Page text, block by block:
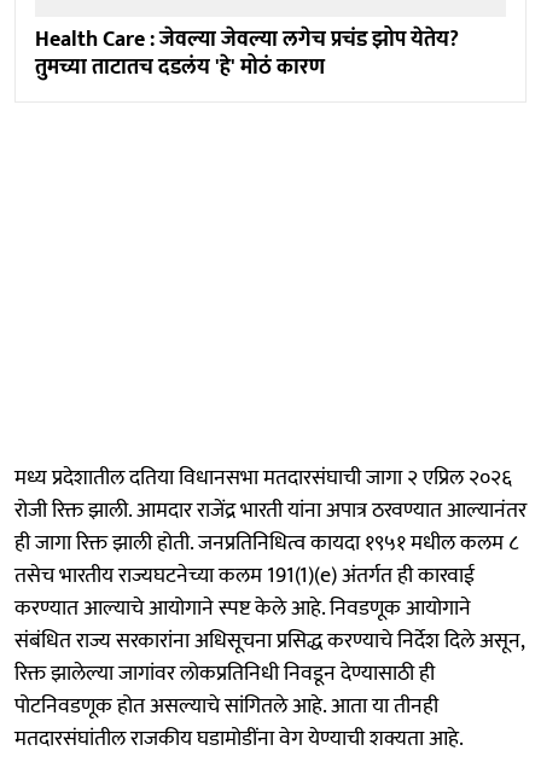
Health Care : जेवल्या जेवल्या लगेच प्रचंड झोप येतेय?
तुमच्या ताटातच दडलंय 'हे' मोठं कारण
मध्य प्रदेशातील दतिया विधानसभा मतदारसंघाची जागा २ एप्रिल २०२६
रोजी रिक्त झाली. आमदार राजेंद्र भारती यांना अपात्र ठरवण्यात आल्यानंतर
ही जागा रिक्त झाली होती. जनप्रतिनिधित्व कायदा १९५१ मधील कलम ८
तसेच भारतीय राज्यघटनेच्या कलम 191(1)(e) अंतर्गत ही कारवाई
करण्यात आल्याचे आयोगाने स्पष्ट केले आहे. निवडणूक आयोगाने
संबंधित राज्य सरकारांना अधिसूचना प्रसिद्ध करण्याचे निर्देश दिले असून,
रिक्त झालेल्या जागांवर लोकप्रतिनिधी निवडून देण्यासाठी ही
पोटनिवडणूक होत असल्याचे सांगितले आहे. आता या तीनही
मतदारसंघांतील राजकीय घडामोडींना वेग येण्याची शक्यता आहे.